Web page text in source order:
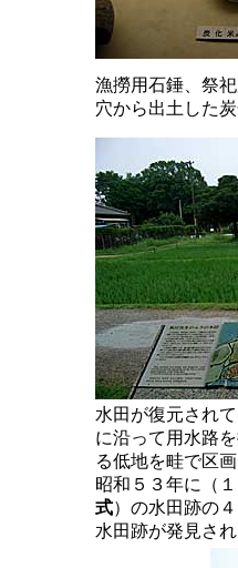
漁撈用石錘、祭
穴から出土した
水田が復元され
に沿って用水路
る低地を畦で区
昭和５３年に（
式）の水田跡の
水田跡が発見され